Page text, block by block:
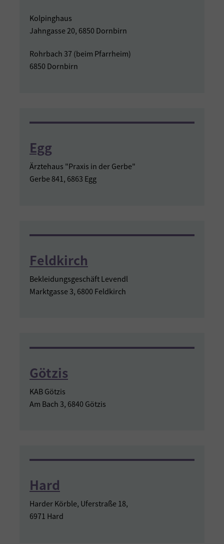
Kolpinghaus
Jahngasse 20, 6850 Dornbirn
Rohrbach 37 (beim Pfarrheim)
6850 Dornbirn
Egg
Ärztehaus "Praxis in der Gerbe"
Gerbe 841, 6863 Egg
Feldkirch
Bekleidungsgeschäft Levendl
Marktgasse 3, 6800 Feldkirch
Götzis
KAB Götzis
Am Bach 3, 6840 Götzis
Hard
Harder Körble, Uferstraße 18,
6971 Hard